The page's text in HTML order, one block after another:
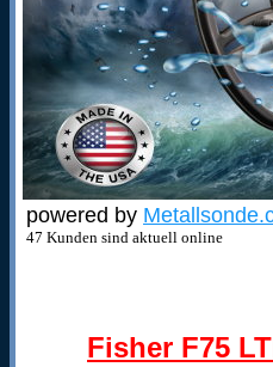
powered by
47 Kunden sind aktuell online
Fisher F75